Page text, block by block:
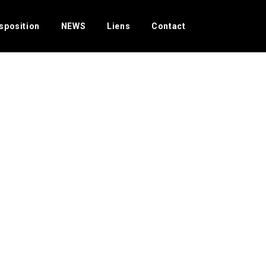
NEWS Liens Contact